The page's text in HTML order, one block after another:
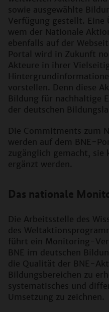
sowie ausgewählte
Verfügung gestellt. Eine
wem der Nationale
ebenfalls auf der
Portal wird in Zukunft
Akteure in ihrer
vorstellen. Denn diese
Bildung für nachhaltige
der deutschen
Die Commitments zum
werden auf dem BNE-
zugänglich gemacht,
ergänzt werden.
Das nationale
Die Arbeitsstelle des
des
führt ein Monitoring-
BNE im deutschen
die Qualität der BNE-
Bildungsbereichen zu
systematisches und
Umsetzung zu zeichnen.